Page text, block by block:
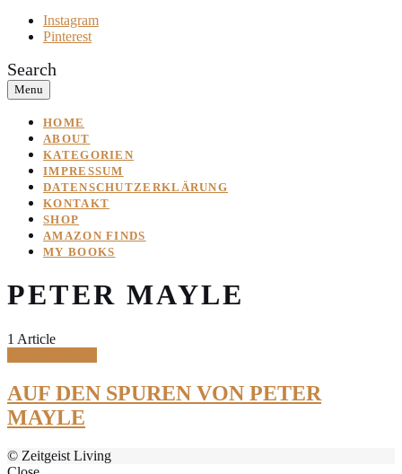
Instagram
Pinterest
Search
Menu
HOME
ABOUT
KATEGORIEN
IMPRESSUM
DATENSCHUTZERKLÄRUNG
KONTAKT
SHOP
AMAZON FINDS
MY BOOKS
PETER MAYLE
1 Article
AUF DEN SPUREN VON PETER
MAYLE
© Zeitgeist Living